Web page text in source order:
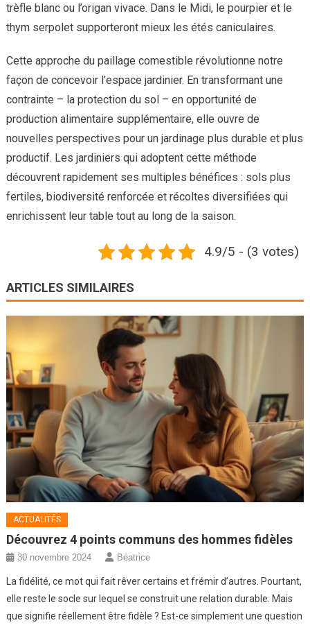
trèfle blanc ou l’origan vivace. Dans le Midi, le pourpier et le
thym serpolet supporteront mieux les étés caniculaires.
Cette approche du paillage comestible révolutionne notre
façon de concevoir l’espace jardinier. En transformant une
contrainte – la protection du sol – en opportunité de
production alimentaire supplémentaire, elle ouvre de
nouvelles perspectives pour un jardinage plus durable et plus
productif. Les jardiniers qui adoptent cette méthode
découvrent rapidement ses multiples bénéfices : sols plus
fertiles, biodiversité renforcée et récoltes diversifiées qui
enrichissent leur table tout au long de la saison.
4.9/5 - (3 votes)
ARTICLES SIMILAIRES
ACTUALITÉS
Découvrez 4 points communs des hommes fidèles
30 novembre 2024 Béatrice
La fidélité, ce mot qui fait rêver certains et frémir d’autres. Pourtant,
elle reste le socle sur lequel se construit une relation durable. Mais
que signifie réellement être fidèle ? Est-ce simplement une question